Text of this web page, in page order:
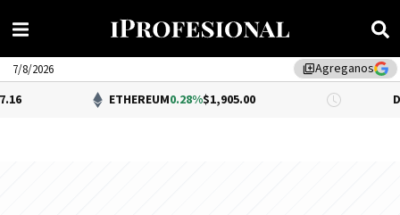
library_addAgreganos
7/8/2026
ETHEREUM 0.28%$1,905.00 DÓLAR BNA